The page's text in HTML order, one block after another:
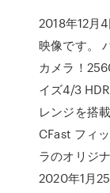
2018年12月
映像です。
カメラ！
イズ4/3
レンジを搭
CFast フィ
ラのオリジ
2020年1月